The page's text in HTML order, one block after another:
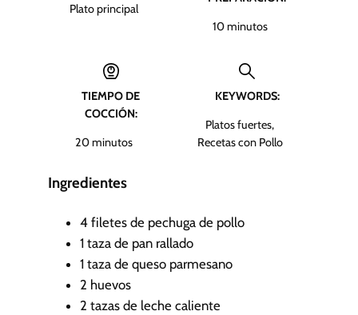
Plato principal
10m
t
s
minutos
TIEMPO DE
COCCIÓN:
20m
n
o
s
minutos
KEYWORDS:
Platos fuertes,
Recetas con Pollo
Ingredientes
4 filetes de pechuga de pollo
1 taza de pan rallado
1 taza de queso parmesano
2 huevos
2 tazas de leche caliente